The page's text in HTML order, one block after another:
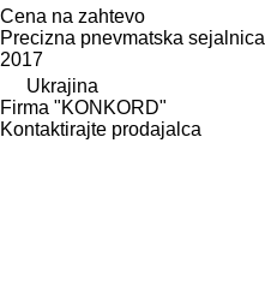
Cena na zahtevo
Precizna pnevmatska sejalnica
2017
Ukrajina
Firma "KONKORD"
Kontaktirajte prodajalca